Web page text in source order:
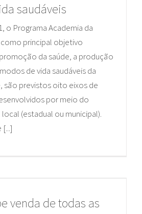
saudáveis
o Programa Academia da
como principal objetivo
da saúde, a produção
de vida saudáveis da
são previstos oito eixos de
por meio do
(estadual ou municipal).
venda de todas as